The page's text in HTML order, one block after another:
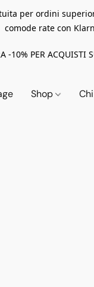
per ordini
comode rate con
-10% PER ACQUISTI
Shop